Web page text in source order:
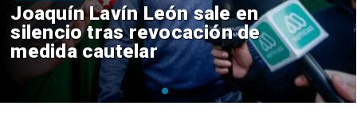
Chile y Venezuela formalizan
reinicio de relaciones
consulares